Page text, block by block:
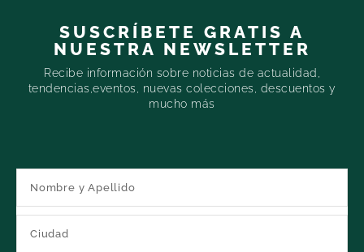
SUSCRÍBETE GRATIS A
NUESTRA NEWSLETTER
Recibe información sobre noticias de actualidad,
tendencias,eventos, nuevas colecciones, descuentos y
mucho más